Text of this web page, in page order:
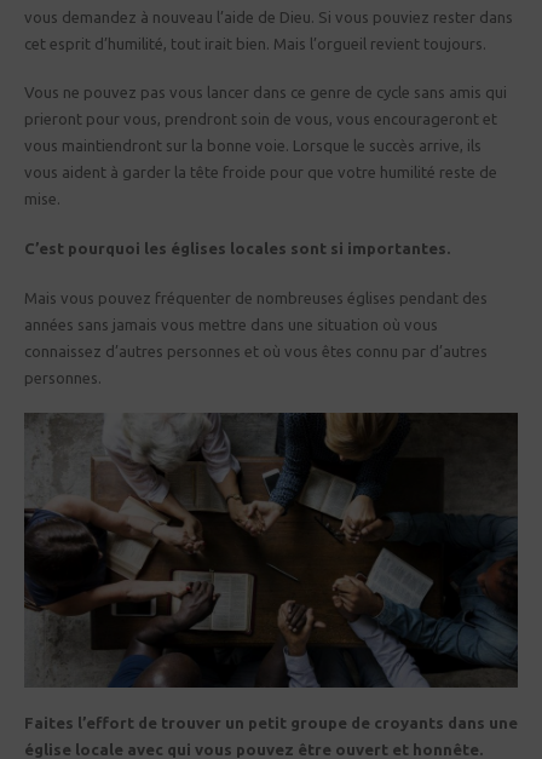
vous demandez à nouveau l’aide de Dieu. Si vous pouviez rester dans
cet esprit d’humilité, tout irait bien. Mais l’orgueil revient toujours.
Vous ne pouvez pas vous lancer dans ce genre de cycle sans amis qui
prieront pour vous, prendront soin de vous, vous encourageront et
vous maintiendront sur la bonne voie. Lorsque le succès arrive, ils
vous aident à garder la tête froide pour que votre humilité reste de
mise.
C’est pourquoi les églises locales sont si importantes.
Mais vous pouvez fréquenter de nombreuses églises pendant des
années sans jamais vous mettre dans une situation où vous
connaissez d’autres personnes et où vous êtes connu par d’autres
personnes.
Faites l’effort de trouver un petit groupe de croyants dans une
église locale avec qui vous pouvez être ouvert et honnête.